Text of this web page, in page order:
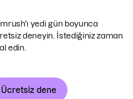
yedi gün boyunca
deneyin. İstediğiniz zaman
edin.
Ücretsiz dene